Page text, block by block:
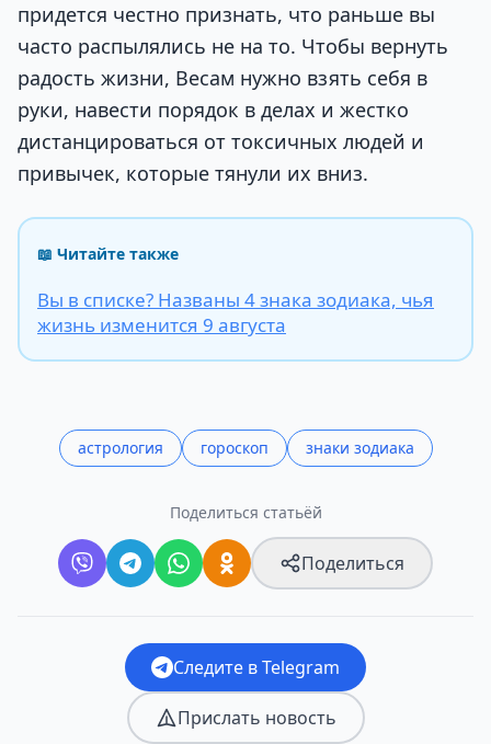
придется честно признать, что раньше вы
часто распылялись не на то. Чтобы вернуть
радость жизни, Весам нужно взять себя в
руки, навести порядок в делах и жестко
дистанцироваться от токсичных людей и
привычек, которые тянули их вниз.
📖 Читайте также
Вы в списке? Названы 4 знака зодиака, чья
жизнь изменится 9 августа
астрология гороскоп знаки зодиака
Поделиться статьёй
Поделиться
Следите в Telegram
Прислать новость